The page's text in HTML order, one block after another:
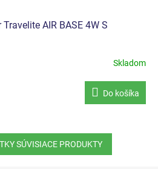
AIR BASE 4W S
Skladom
Do košíka
SÚVISIACE PRODUKTY